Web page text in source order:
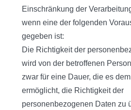
Einschränkung der
wenn eine der folgenden
gegeben ist:
Die Richtigkeit der
wird von der betroffenen
zwar für eine Dauer, die es
ermöglicht, die Richtigkeit der
personenbezogenen Daten zu